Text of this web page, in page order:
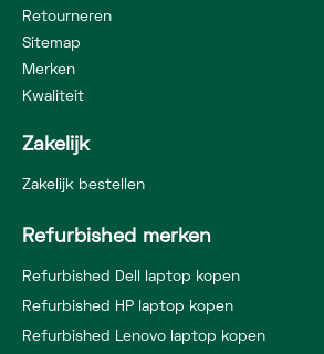
Retourneren
Sitemap
Merken
Kwaliteit
Zakelijk
Zakelijk bestellen
Refurbished merken
Refurbished Dell laptop kopen
Refurbished HP laptop kopen
Refurbished Lenovo laptop kopen